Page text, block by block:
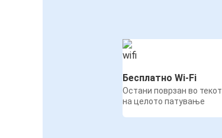
Бесплатно Wi-Fi
Остани поврзан во текот
на целото патување